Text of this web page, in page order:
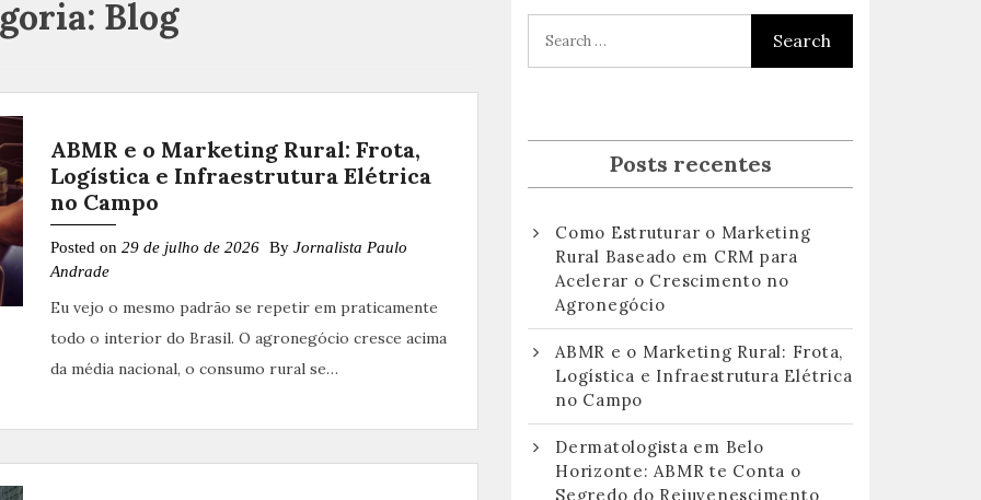
Blog
ABMR e o Marketing Rural: Frota,
Logística e Infraestrutura Elétrica
no Campo
Posted on 29 de julho de 2026 By Jornalista Paulo
Andrade
Eu vejo o mesmo padrão se repetir em praticamente
todo o interior do Brasil. O agronegócio cresce acima
da média nacional, o consumo rural se…
Posts recentes
Como Estruturar o Marketing
Rural Baseado em CRM para
Acelerar o Crescimento no
Agronegócio
ABMR e o Marketing Rural: Frota,
Logística e Infraestrutura Elétrica
no Campo
Dermatologista em Belo
Horizonte: ABMR te Conta o
Segredo do Rejuvenescimento